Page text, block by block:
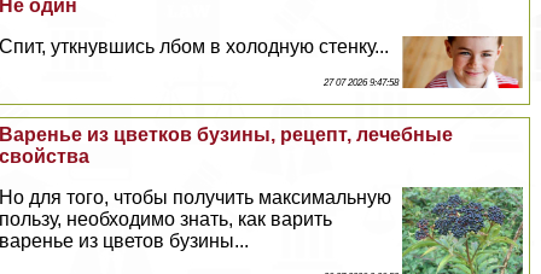
Не один
Спит, уткнувшись лбом в холодную стенку...
27 07 2026 9:47:58
Варенье из цветков бузины, рецепт, лечебные
свойства
Но для того, чтобы получить максимальную
пользу, необходимо знать, как варить
варенье из цветов бузины...